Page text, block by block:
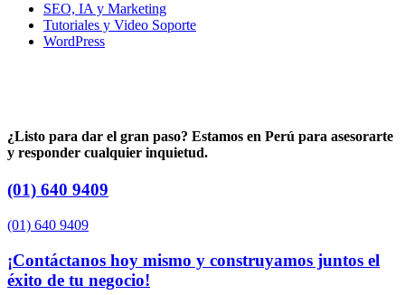
SEO, IA y Marketing
Tutoriales y Video Soporte
WordPress
¿Listo para dar el gran paso? Estamos en Perú para asesorarte
y responder cualquier inquietud.
(01) 640 9409
(01) 640 9409
¡Contáctanos hoy mismo y construyamos juntos el
éxito de tu negocio!